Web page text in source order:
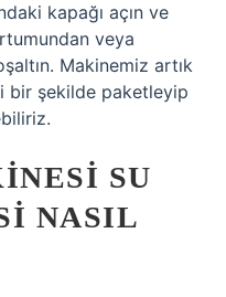
kapağı açın ve
veya
Makinemiz artık
bir şekilde paketleyip
SU
NASIL